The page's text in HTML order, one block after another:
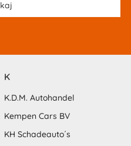
K
K.D.M. Autohandel
Kempen Cars BV
KH Schadeauto´s